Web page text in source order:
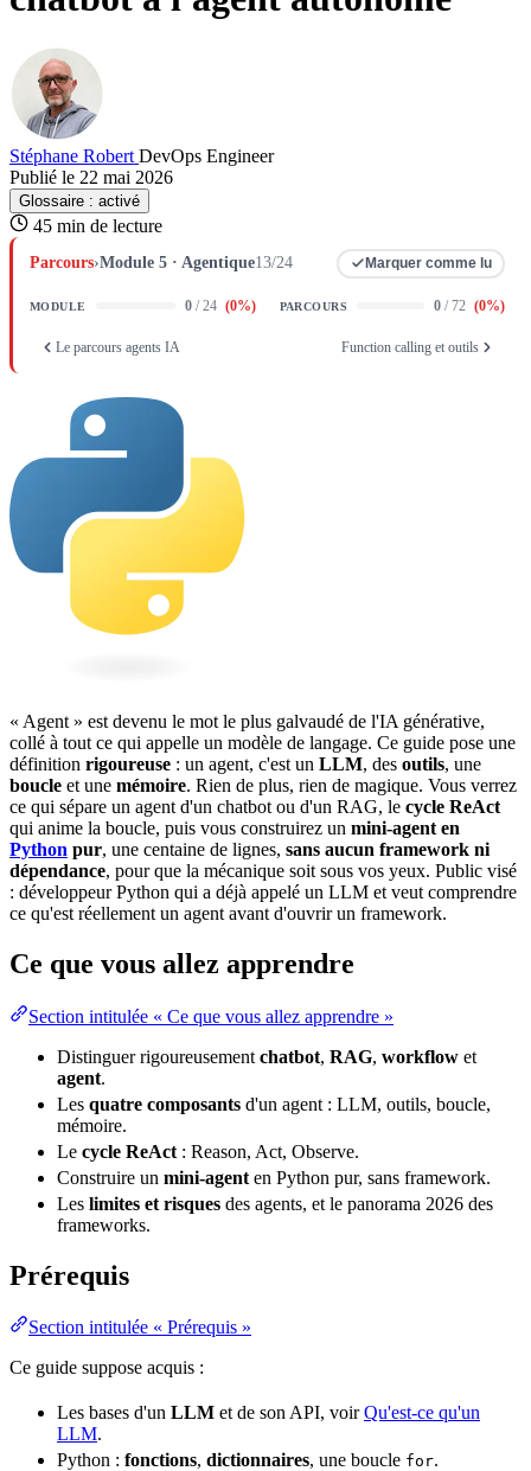
Stéphane Robert DevOps Engineer
Publié le 22 mai 2026
Glossaire : activé
45 min de lecture
Parcours›Module 5 · Agentique13/24 Marquer comme lu
MODULE 0 / 24 (0%) PARCOURS 0 / 72 (0%)
Le parcours agents IA Function calling et outils
« Agent » est devenu le mot le plus galvaudé de l'IA générative,
collé à tout ce qui appelle un modèle de langage. Ce guide pose une
définition rigoureuse : un agent, c'est un LLM, des outils, une
boucle et une mémoire. Rien de plus, rien de magique. Vous verrez
ce qui sépare un agent d'un chatbot ou d'un RAG, le cycle ReAct
qui anime la boucle, puis vous construirez un mini-agent en
Python pur, une centaine de lignes, sans aucun framework ni
dépendance, pour que la mécanique soit sous vos yeux. Public visé
: développeur Python qui a déjà appelé un LLM et veut comprendre
ce qu'est réellement un agent avant d'ouvrir un framework.
Ce que vous allez apprendre
Section intitulée « Ce que vous allez apprendre »
Distinguer rigoureusement chatbot, RAG, workflow et
agent.
Les quatre composants d'un agent : LLM, outils, boucle,
mémoire.
Le cycle ReAct : Reason, Act, Observe.
Construire un mini-agent en Python pur, sans framework.
Les limites et risques des agents, et le panorama 2026 des
frameworks.
Prérequis
Section intitulée « Prérequis »
Ce guide suppose acquis :
Les bases d'un LLM et de sonAPI, voirQu'est-ce qu'un
LLM.
Python : fonctions, dictionnaires, une boucle for.